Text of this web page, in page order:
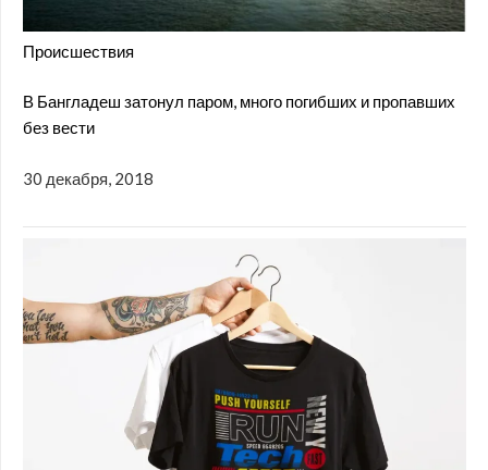
Происшествия
В Бангладеш затонул паром, много погибших и пропавших
без вести
30 декабря, 2018